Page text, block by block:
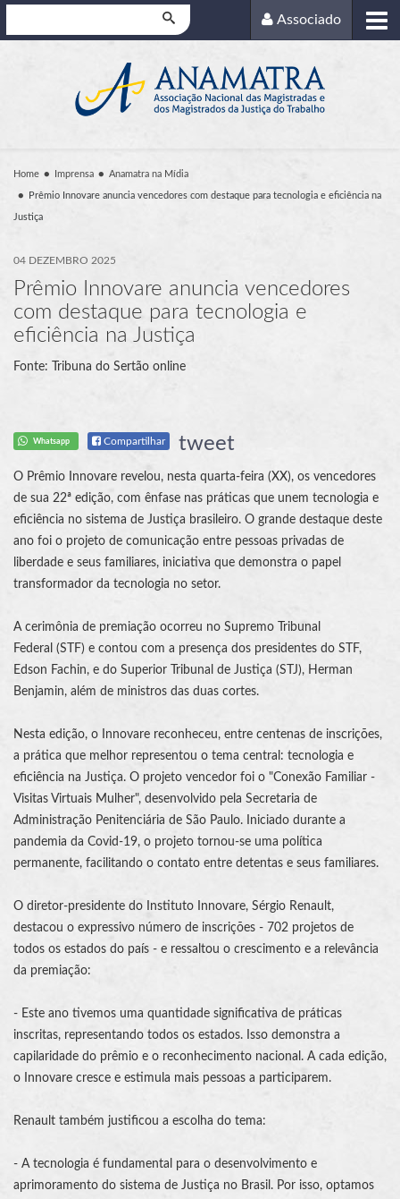
Associado
Home Imprensa Anamatra na Mídia
Prêmio Innovare anuncia vencedores com destaque para tecnologia e eficiência na
Justiça
04 DEZEMBRO 2025
Prêmio Innovare anuncia vencedores
com destaque para tecnologia e
eficiência na Justiça
Fonte: Tribuna do Sertão online
Whatsapp Compartilhar tweet
O Prêmio Innovare revelou, nesta quarta-feira (XX), os vencedores
de sua 22ª edição, com ênfase nas práticas que unem tecnologia e
eficiência no sistema de Justiça brasileiro. O grande destaque deste
ano foi o projeto de comunicação entre pessoas privadas de
liberdade e seus familiares, iniciativa que demonstra o papel
transformador da tecnologia no setor.
A cerimônia de premiação ocorreu no Supremo Tribunal
Federal (STF) e contou com a presença dos presidentes do STF,
Edson Fachin, e do Superior Tribunal de Justiça (STJ), Herman
Benjamin, além de ministros das duas cortes.
Nesta edição, o Innovare reconheceu, entre centenas de inscrições,
a prática que melhor representou o tema central: tecnologia e
eficiência na Justiça. O projeto vencedor foi o "Conexão Familiar -
Visitas Virtuais Mulher", desenvolvido pela Secretaria de
Administração Penitenciária de São Paulo. Iniciado durante a
pandemia da Covid-19, o projeto tornou-se uma política
permanente, facilitando o contato entre detentas e seus familiares.
O diretor-presidente do Instituto Innovare, Sérgio Renault,
destacou o expressivo número de inscrições - 702 projetos de
todos os estados do país - e ressaltou o crescimento e a relevância
da premiação:
- Este ano tivemos uma quantidade significativa de práticas
inscritas, representando todos os estados. Isso demonstra a
capilaridade do prêmio e o reconhecimento nacional. A cada edição,
o Innovare cresce e estimula mais pessoas a participarem.
Renault também justificou a escolha do tema:
- A tecnologia é fundamental para o desenvolvimento e
aprimoramento do sistema de Justiça no Brasil. Por isso, optamos